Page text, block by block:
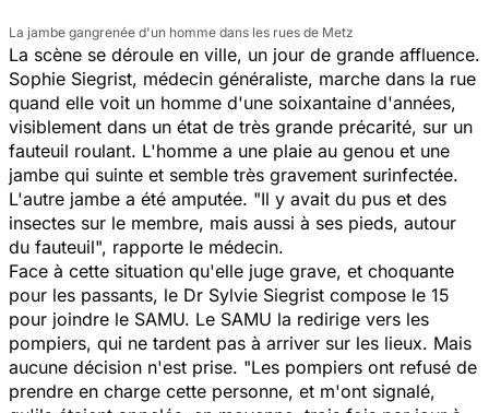
La jambe gangrenée d'un homme dans les rues de Metz
La scène se déroule en ville, un jour de grande affluence.
Sophie Siegrist, médecin généraliste, marche dans la rue
quand elle voit un homme d'une soixantaine d'années,
visiblement dans un état de très grande précarité, sur un
fauteuil roulant. L'homme a une plaie au genou et une
jambe qui suinte et semble très gravement surinfectée.
L'autre jambe a été amputée. "Il y avait du pus et des
insectes sur le membre, mais aussi à ses pieds, autour
du fauteuil", rapporte le médecin.
Face à cette situation qu'elle juge grave, et choquante
pour les passants, le Dr Sylvie Siegrist compose le 15
pour joindre le SAMU. Le SAMU la redirige vers les
pompiers, qui ne tardent pas à arriver sur les lieux. Mais
aucune décision n'est prise. "Les pompiers ont refusé de
prendre en charge cette personne, et m'ont signalé,